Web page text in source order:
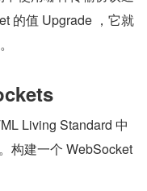
的值 Upgrade ，它就
Living Standard 中
构建一个 WebSocket